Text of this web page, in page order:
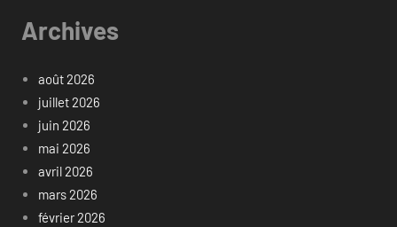
Archives
août 2026
juillet 2026
juin 2026
mai 2026
avril 2026
mars 2026
février 2026